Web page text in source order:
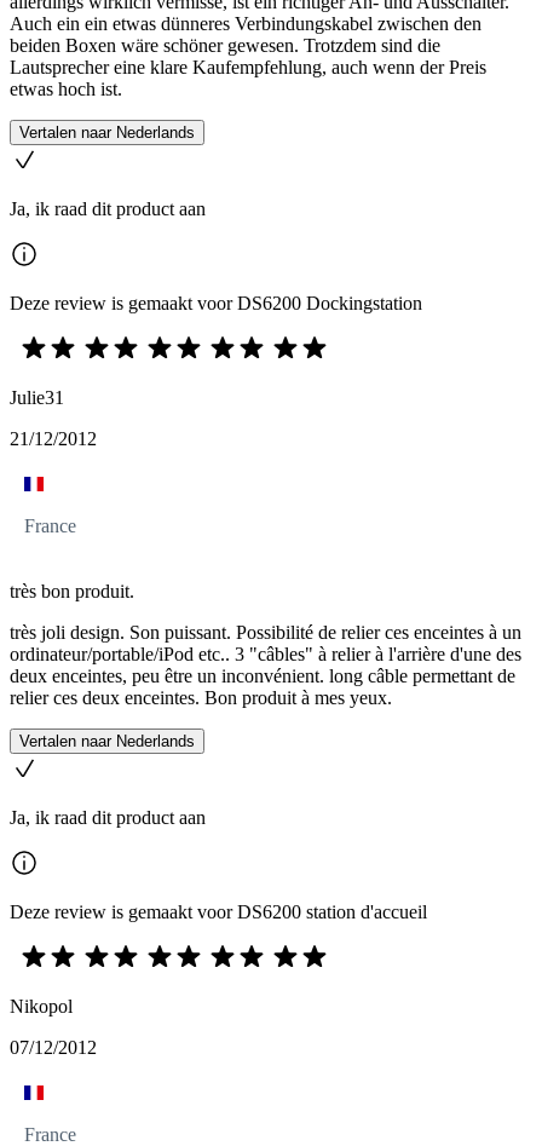
Auch ein ein etwas dünneres Verbindungskabel zwischen den
beiden Boxen wäre schöner gewesen. Trotzdem sind die
Lautsprecher eine klare Kaufempfehlung, auch wenn der Preis
etwas hoch ist.
Vertalen naar Nederlands
Ja, ik raad dit product aan
Deze review is gemaakt voor DS6200 Dockingstation
Julie31
21/12/2012
France
très bon produit.
très joli design. Son puissant. Possibilité de relier ces enceintes à un
ordinateur/portable/iPod etc.. 3 "câbles" à relier à l'arrière d'une des
deux enceintes, peu être un inconvénient. long câble permettant de
relier ces deux enceintes. Bon produit à mes yeux.
Vertalen naar Nederlands
Ja, ik raad dit product aan
Deze review is gemaakt voor DS6200 station d'accueil
Nikopol
07/12/2012
France